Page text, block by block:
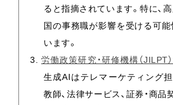
ると指摘されています。特に、
国の事務職が影響を受ける可
います​​​​。
労働政策研究・研修機構（JILPT
生成AIはテレマーケティング
教師、法律サービス、証券・商品